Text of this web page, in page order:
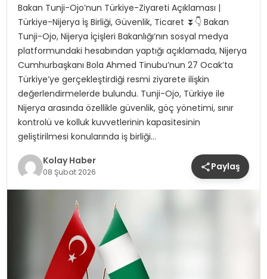
TOROSLAR’DA PAZAR GERGİNLİĞİ!
Bakan Tunji-Ojo’nun Türkiye-Ziyareti Açıklaması |
Türkiye-Nijerya İş Birliği, Güvenlik, Ticaret ⏬👇 Bakan
Tunji-Ojo, Nijerya İçişleri Bakanlığı‘nın sosyal medya
platformundaki hesabından yaptığı açıklamada, Nijerya
Cumhurbaşkanı Bola Ahmed Tinubu’nun 27 Ocak’ta
Türkiye’ye gerçekleştirdiği resmi ziyarete ilişkin
değerlendirmelerde bulundu. Tunji-Ojo, Türkiye ile
Nijerya arasında özellikle güvenlik, göç yönetimi, sınır
kontrolü ve kolluk kuvvetlerinin kapasitesinin
geliştirilmesi konularında iş birliği…
Kolay Haber
08 Şubat 2026 Paylaş